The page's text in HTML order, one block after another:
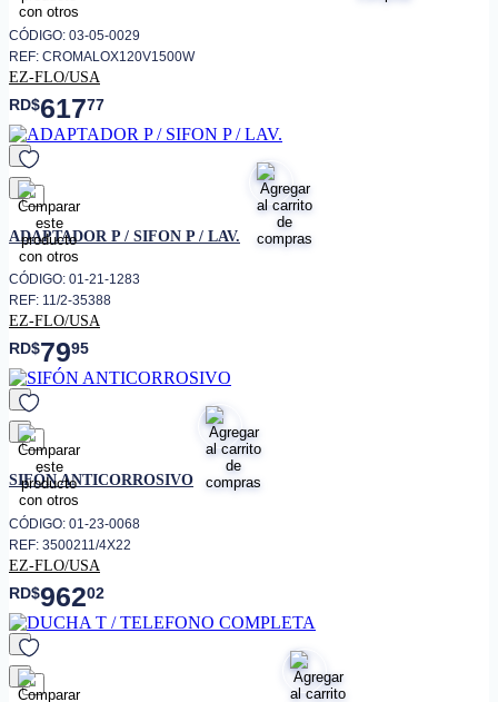
CÓDIGO: 03-05-0029
REF: CROMALOX120V1500W
EZ-FLO/USA
RD$61777
favorito
ADAPTADOR P / SIFON P / LAV.
CÓDIGO: 01-21-1283
REF: 11/2-35388
EZ-FLO/USA
RD$7995
favorito
SIFÓN ANTICORROSIVO
CÓDIGO: 01-23-0068
REF: 3500211/4X22
EZ-FLO/USA
RD$96202